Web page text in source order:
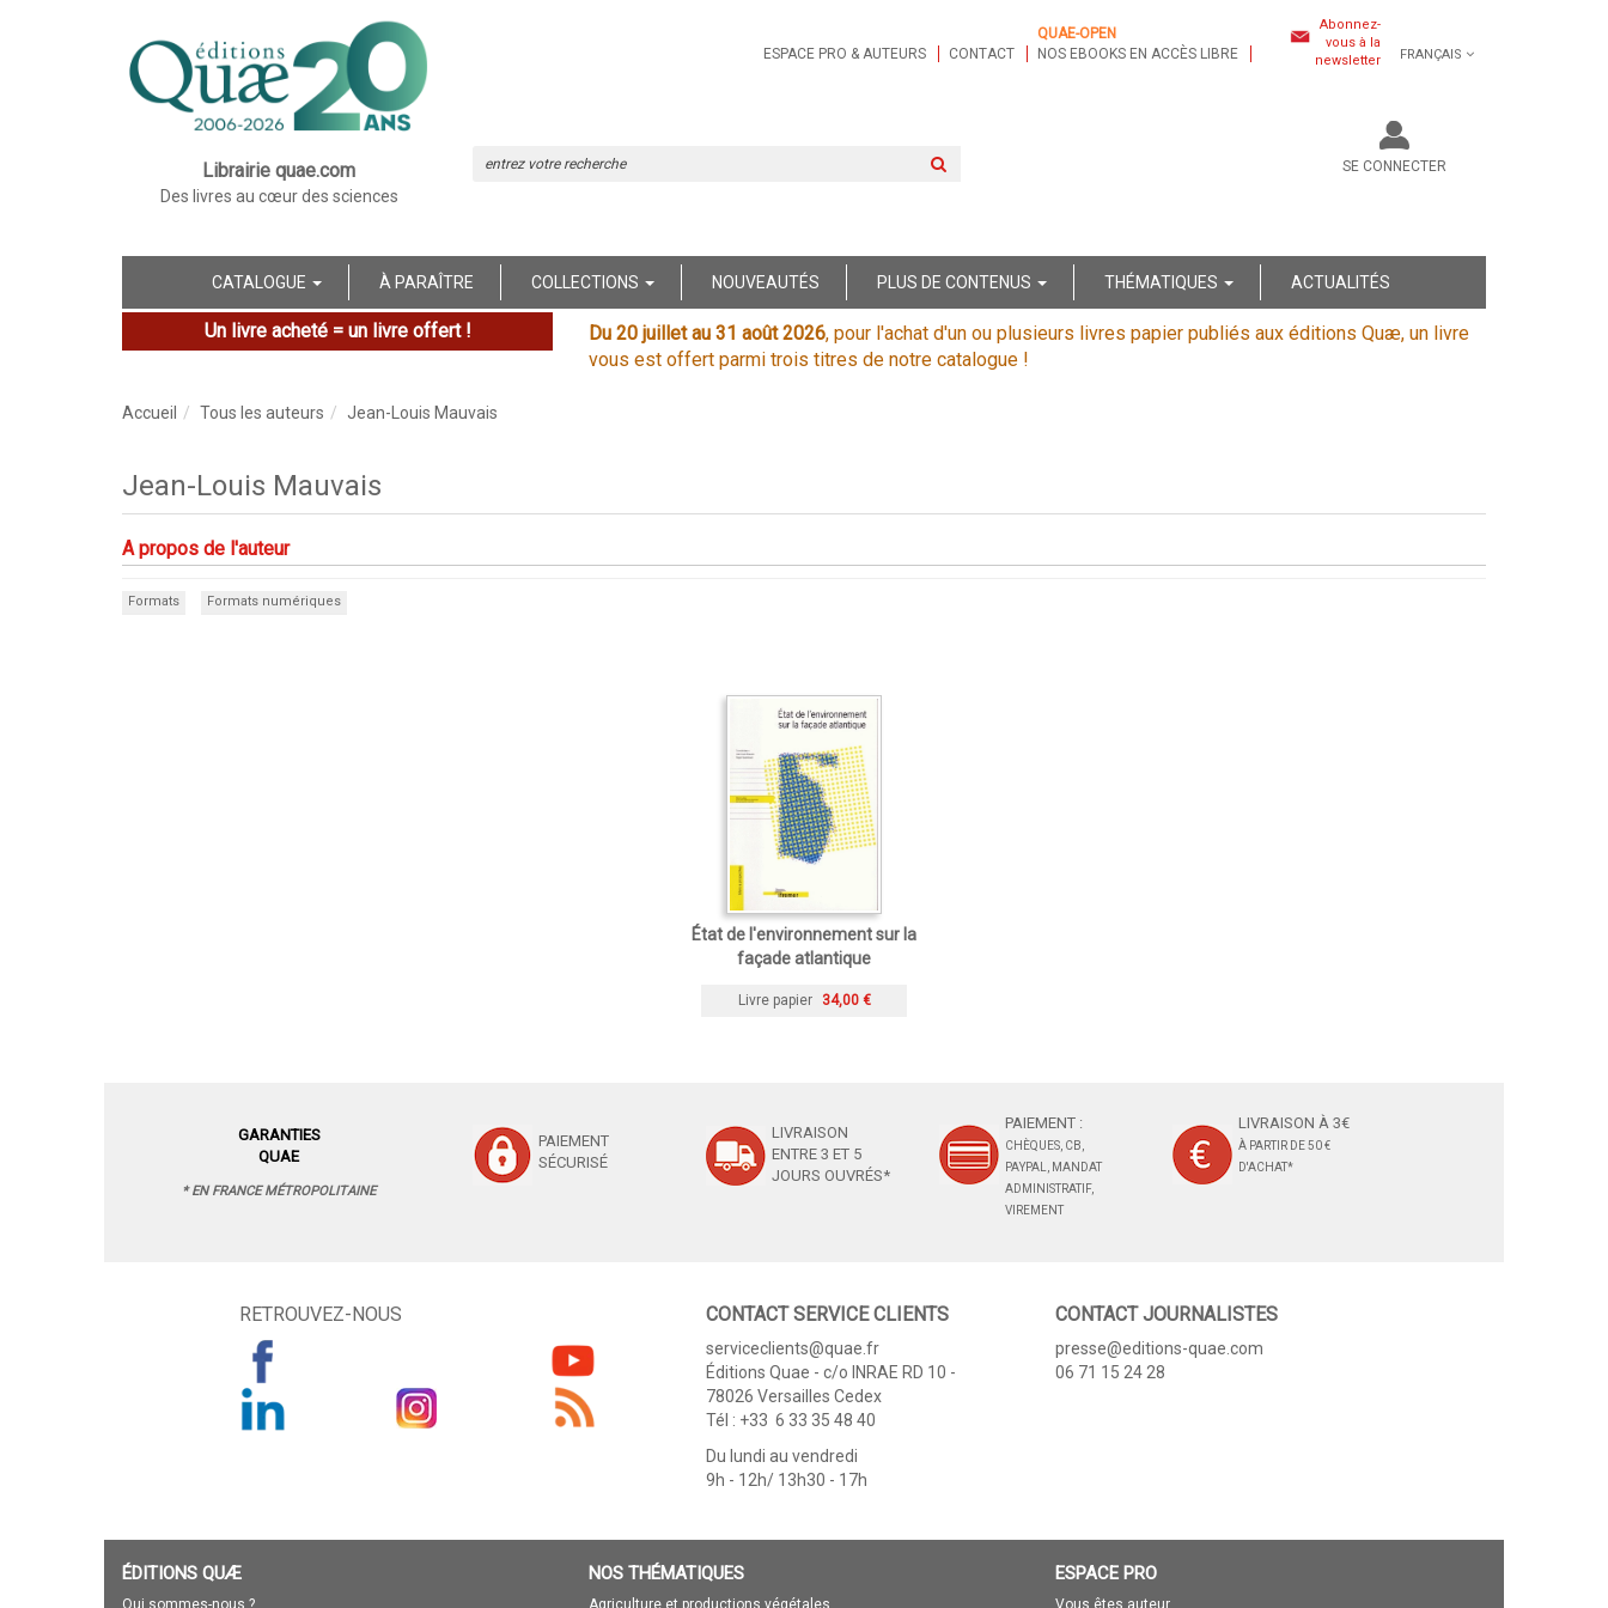
Librairie quae.com
Des livres au cœur des sciences
ESPACE PRO & AUTEURS CONTACT
QUAE-OPEN
NOS EBOOKS EN ACCÈS LIBRE
Abonnez-
vous à la
newsletter
FRANÇAIS
SE CONNECTER
CATALOGUE À PARAÎTRE COLLECTIONS NOUVEAUTÉS PLUS DE CONTENUS THÉMATIQUES ACTUALITÉS
Un livre acheté = un livre offert ! Du 20 juillet au 31 août 2026, pour l'achat d'un ou plusieurs livres papier publiés aux éditions Quæ, un livre
vous est offert parmi trois titres de notre catalogue !
Accueil Tous les auteurs Jean-Louis Mauvais
Jean-Louis Mauvais
A propos de l'auteur
Formats Formats numériques
État de l'environnement sur la
façade atlantique
Livre papier 34,00 €
GARANTIES
QUAE
* EN FRANCE MÉTROPOLITAINE
PAIEMENT
SÉCURISÉ
LIVRAISON
ENTRE 3 ET 5
JOURS OUVRÉS*
PAIEMENT :
CHÈQUES, CB,
PAYPAL, MANDAT
ADMINISTRATIF,
VIREMENT
LIVRAISON À 3€
À PARTIR DE 50 €
D'ACHAT*
RETROUVEZ-NOUS CONTACT SERVICE CLIENTS
serviceclients@quae.fr
Éditions Quae - c/o INRAE RD 10 -
78026 Versailles Cedex
Tél : +33 6 33 35 48 40
Du lundi au vendredi
9h - 12h/ 13h30 - 17h
CONTACT JOURNALISTES
presse@editions-quae.com
06 71 15 24 28
ÉDITIONS QUÆ
Qui sommes-nous ?
NOS THÉMATIQUES
Agriculture et productions végétales
ESPACE PRO
Vous êtes auteur